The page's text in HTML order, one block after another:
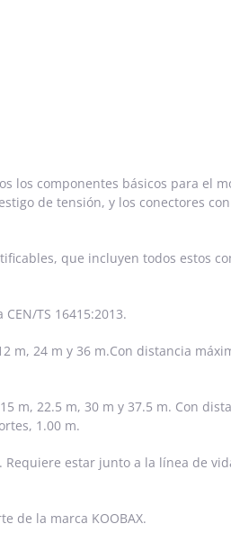
los componentes básicos para el
de tensión, y los conectores
que incluyen todos estos
TS 16415:2013.
m, 24 m y 36 m.Con distancia
m, 22.5 m, 30 m y 37.5 m. Con
1.00 m.
estar junto a la línea de
de la marca KOOBAX.